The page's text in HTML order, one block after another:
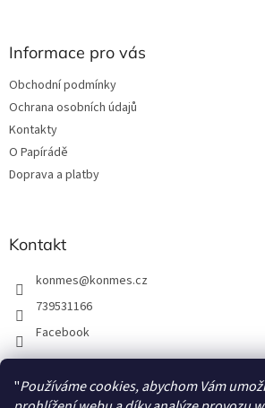
"Používáme cookies, abychom Vám
Informace pro vás
Obchodní podmínky
Ochrana osobních údajů
Kontakty
O Papírádě
Doprava a platby
Kontakt
konmes@konmes.cz
739531166
Facebook
Facebook